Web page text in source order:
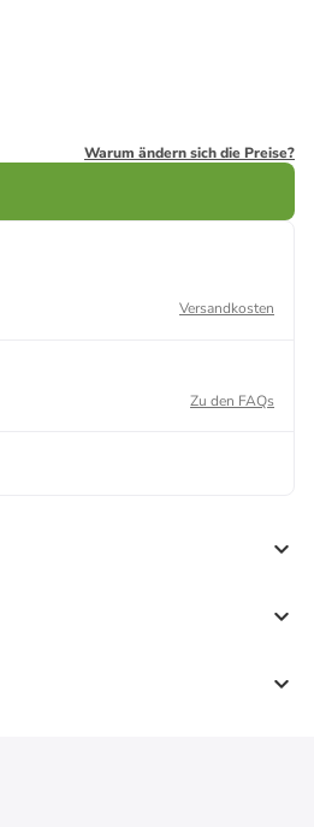
Warum ändern sich die Preise?
Versandkosten
Zu den FAQs